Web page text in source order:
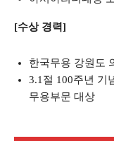
[수상 경력]
한국무용 강원도
3.1절 100주년 기
무용부문 대상